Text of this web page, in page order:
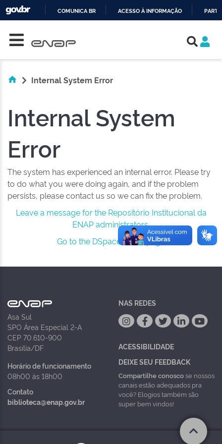
COMUNICA BR ACESSO À INFORMAÇÃO
Internal System Error
Internal System
Error
The system has experienced an internal error. Please try
to do what you were doing again, and if the problem
persists, please contact us so we can fix the problem.
Leave a message for the Repositório Institucional da
ENAP administrators.
Go to the DSpace home page
Asa Sul
SPO Área Especial 2-A
CEP 70.610-900
Brasília/DF
Horário de funcionamento
08h00 às 18h00
Contato
biblioteca@enap.gov.br
NAS REDES
ACESSIBILIDADE
DEIXE SEU FEEDBACK
Compartilhe conoscose nossos
canais estão adequados pra
você? Elogios também são
super bem vindos!